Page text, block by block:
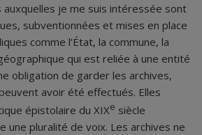
auxquelles je me suis intéressée sont
subventionnées et mises en place
comme l’État, la commune, la
qui est reliée à une entité
obligation de garder les archives,
avoir été effectués. Elles
épistolaire du XIXe siècle
une pluralité de voix. Les archives ne